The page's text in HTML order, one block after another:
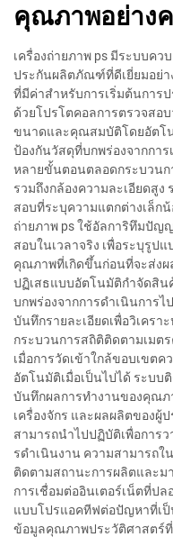
คุณภาพอย่าง
เครื่องถ่ายภาพ ps มีระบบค
ประกันผลิตภัณฑ์ที่ดีเยี่ยมอย่า
ที่มีค่าสําหรับการเริ่มต้นการ
ด้วยโปรโตคอลการตรวจสอ
ขนาดและคุณสมบัติโดยอัตโ
ป้องกันวัสดุที่บกพร่องจากกา
หลายขั้นตอนตลอดกระบวนก
รวมถึงกล้องความละเอียดสูง
สอบที่ระบุความแตกต่างเล็กน้
ถ่ายภาพ ps ใช้อัลการิทึมปัญ
สอบในเวลาจริง เพื่อระบุรู
คุณภาพที่เกิดขึ้นก่อนที่จะส่งผ
ปฏิเสธแบบอัตโนมัติกําจัดสิน
บกพร่องจากการดําเนินการ
บันทึกรายละเอียดเพื่อวิเคร
กระบวนการสถิติติดตามเมต
เมื่อการวัดเข้าใกล้ขอบเขต
อัตโนมัติเมื่อเป็นไปได้ ระบ
บันทึกผลการทํางานของคุณภ
เครื่องจักร และผลผลิตของผู้
สามารถนําไปปฏิบัติเพื่อการ
รดําเนินงาน ความสามารถ
ติดตามสถานะการผลิตและ
การเชื่อมต่ออินเตอร์เน็ตที่ป
แบบโปรแอคทีฟต่อปัญหาที่เป็
ข้อมูลคุณภาพประวัติศาสตร์ที่